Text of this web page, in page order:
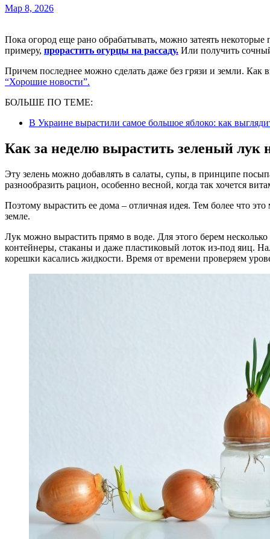
Мар 8, 2026
Пока огород еще рано обрабатывать, можно затеять некоторые предыдущие работы прямо у себя на подоконнике. К
примеру, прорастить огурцы на рассаду. Или получить
Причем последнее можно сделать даже без грязи и земли. Как
“Хорошие новости”.
БОЛЬШЕ ПО ТЕМЕ:
В Украине вырастили самое большое яблоко: как
Как за неделю вырастить зеленый лук
Эту зелень можно добавлять в салаты, супы, в принципе
разнообразить рацион, особенно весной, когда так хочется
Поэтому вырастить ее дома – отличная идея. Тем более что
земле.
Лук можно вырастить прямо в воде. Для этого берем
контейнеры, стаканы и даже пластиковый лоток из-под яиц.
корешки касались жидкости. Время от времени проверяем